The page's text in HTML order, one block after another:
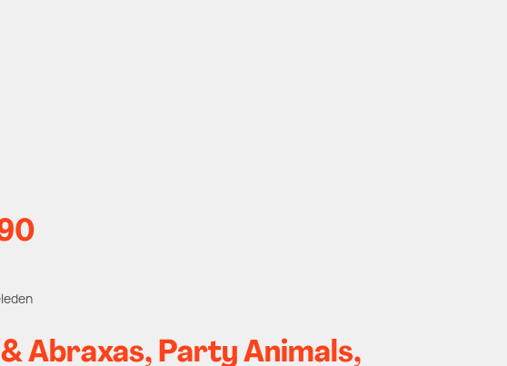
Abraxas, Party Animals,